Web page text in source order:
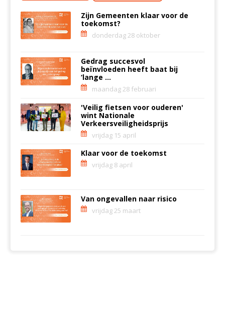
Zijn Gemeenten klaar voor de
toekomst?
donderdag 28 oktober
Gedrag succesvol
beïnvloeden heeft baat bij
‘lange ...
maandag 28 februari
'Veilig fietsen voor ouderen'
wint Nationale
Verkeersveiligheidsprijs
vrijdag 15 april
Klaar voor de toekomst
vrijdag 8 april
Van ongevallen naar risico
vrijdag 25 maart